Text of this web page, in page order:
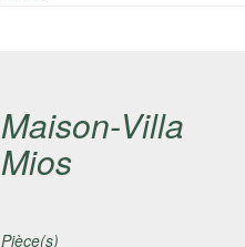
Maison-Villa
Mios
Pièce(s)